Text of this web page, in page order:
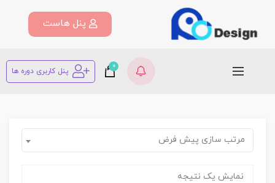
پنل هاست
0 پنل کاربری دوره ها
مرتب سازی پیش فرض
نمایش یک نتیجه